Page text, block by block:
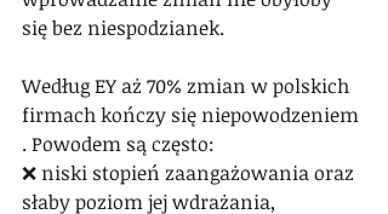
się bez niespodzianek.
Według EY aż 70% zmian w polskich
firmach kończy się niepowodzeniem
. Powodem są często:
❌ niski stopień zaangażowania oraz
słaby poziom jej wdrażania,